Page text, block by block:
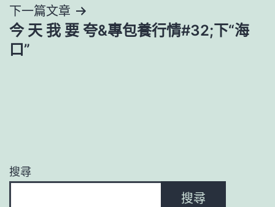
覽
下一篇文章
今 天 我 要 夸&專包養行情#32;下“海
口”
搜尋
搜尋